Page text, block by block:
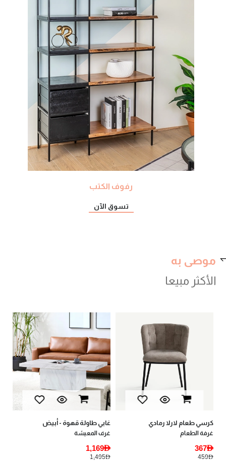
رفوف الكتب
تسوق الآن
موصى به
كرسي طعام لارلا رمادي
غرفة الطعام
367AED
459AED
غابي طاولة قهوة - أبيض
غرف المعيشة
1,169AED
1,495AED
الأكثر مبيعا